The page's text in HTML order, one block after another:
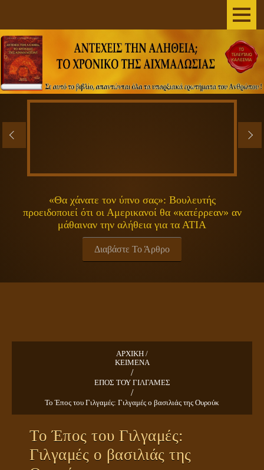
«Θα χάνατε τον ύπνο σας»: Βουλευτής
προειδοποιεί ότι οι Αμερικανοί θα «κατέρρεαν» αν
μάθαιναν την αλήθεια για τα ΑΤΙΑ
Διαβάστε Το Άρθρο
AΡΧΙΚΗ
ΣΥΓΓΡΑΦΕΑΣ
ΠΝΕΥΜΑΤΙΚΟΤΗΤΑ
ΕΚΠΟΜΠΕΣ
ΓΕΝΙΚΑ
ΚΛΕΙΔΙΑ
ΑΡΧΙΚΗ /
ΚΕΙΜΕΝΑ
/
ΕΠΟΣ ΤΟΥ ΓΙΛΓΑΜΕΣ
/
Το Έπος του Γιλγαμές: Γιλγαμές ο βασιλιάς της Ουρούκ
Το Έπος του Γιλγαμές:
Γιλγαμές ο βασιλιάς της